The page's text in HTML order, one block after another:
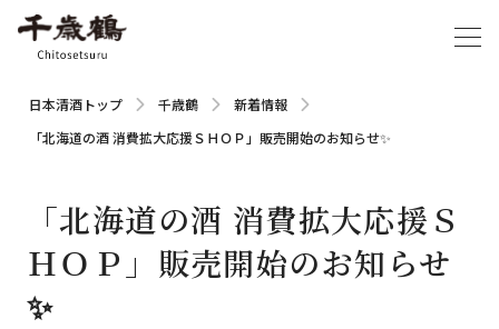
日本清酒トップ 千歳鶴
新着情報
「北海道の酒 消費拡大応援ＳＨＯＰ」販売開始のお知らせ✨
「北海道の酒 消費拡大応援Ｓ
ＨＯＰ」販売開始のお知らせ
✨